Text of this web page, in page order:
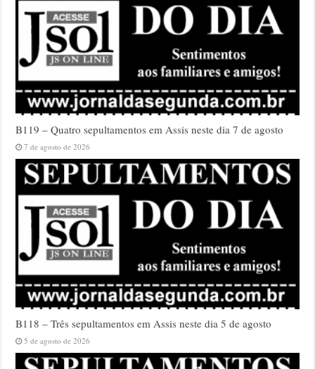
B119 – Quatro sepultamentos em Assis neste dia 7 de agosto
7 de agosto de 2026
B118 – Três sepultamentos em Assis neste dia 5 de agosto
5 de agosto de 2026